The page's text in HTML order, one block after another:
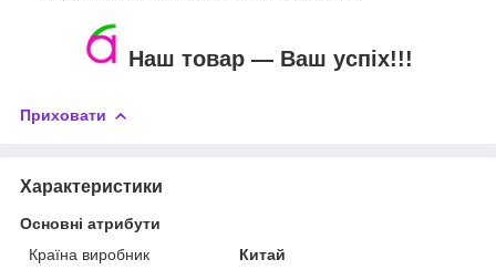
Наш товар ― Ваш успіх!!!
Приховати
Характеристики
Основні атрибути
Країна виробник
Китай